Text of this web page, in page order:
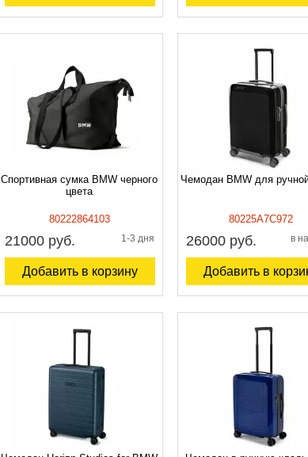
Спортивная сумка BMW черного
цвета
80222864103
21000 руб. 1-3 дня
Добавить в корзину
Чемодан BMW для
80225A7C972
26000 руб. в
Добавить в